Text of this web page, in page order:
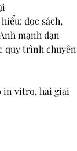
đọc sách,
mạnh dạn
quy trình chuyên
in vitro, hai giai